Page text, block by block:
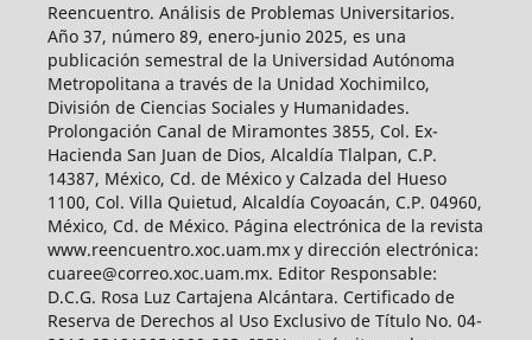
Reencuentro. Análisis de Problemas Universitarios.
Año 37, número 89, enero-junio 2025, es una
publicación semestral de la Universidad Autónoma
Metropolitana a través de la Unidad Xochimilco,
División de Ciencias Sociales y Humanidades.
Prolongación Canal de Miramontes 3855, Col. Ex-
Hacienda San Juan de Dios, Alcaldía Tlalpan, C.P.
14387, México, Cd. de México y Calzada del Hueso
1100, Col. Villa Quietud, Alcaldía Coyoacán, C.P. 04960,
México, Cd. de México. Página electrónica de la revista
www.reencuentro.xoc.uam.mx y dirección electrónica:
cuaree@correo.xoc.uam.mx. Editor Responsable:
D.C.G. Rosa Luz Cartajena Alcántara. Certificado de
Reserva de Derechos al Uso Exclusivo de Título No. 04-